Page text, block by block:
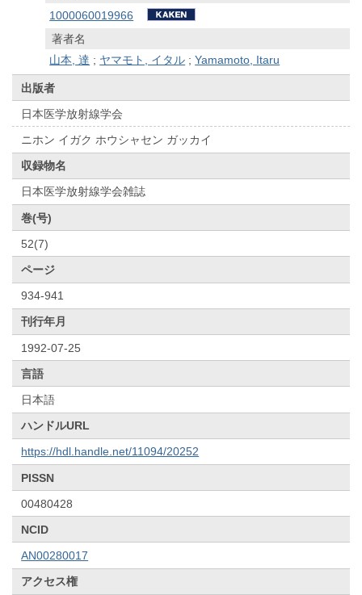
1000060019966
著者名
山本, 達 ; ヤマモト, イタル ;Yamamoto, Itaru
出版者
日本医学放射線学会
ニホン イガク ホウシャセン ガッカイ
収録物名
日本医学放射線学会雑誌
巻(号)
52(7)
ページ
934-941
刊行年月
1992-07-25
言語
日本語
ハンドルURL
https://hdl.handle.net/11094/20252
PISSN
00480428
NCID
AN00280017
アクセス権